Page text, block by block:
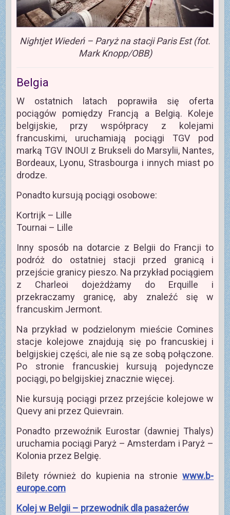
Nightjet Wiedeń – Paryż na stacji Paris Est (fot.
Mark Knopp/OBB)
Belgia
W ostatnich latach poprawiła się oferta
pociągów pomiędzy Francją a Belgią. Koleje
belgijskie, przy współpracy z kolejami
francuskimi, uruchamiają pociągi TGV pod
marką TGV INOUI z Brukseli do Marsylii, Nantes,
Bordeaux, Lyonu, Strasbourga i innych miast po
drodze.
Ponadto kursują pociągi osobowe:
Kortrijk – Lille
Tournai – Lille
Inny sposób na dotarcie z Belgii do Francji to
podróż do ostatniej stacji przed granicą i
przejście granicy pieszo. Na przykład pociągiem
z Charleoi dojeżdżamy do Erquille i
przekraczamy granicę, aby znaleźć się w
francuskim Jermont.
Na przykład w podzielonym mieście Comines
stacje kolejowe znajdują się po francuskiej i
belgijskiej części, ale nie są ze sobą połączone.
Po stronie francuskiej kursują pojedyncze
pociągi, po belgijskiej znacznie więcej.
Nie kursują pociągi przez przejście kolejowe w
Quevy ani przez Quievrain.
Ponadto przewoźnik Eurostar (dawniej Thalys)
uruchamia pociągi Paryż – Amsterdam i Paryż –
Kolonia przez Belgię.
Bilety również do kupienia na stroniewww.b-
europe.com
Kolej w Belgii – przewodnik dla pasażerów